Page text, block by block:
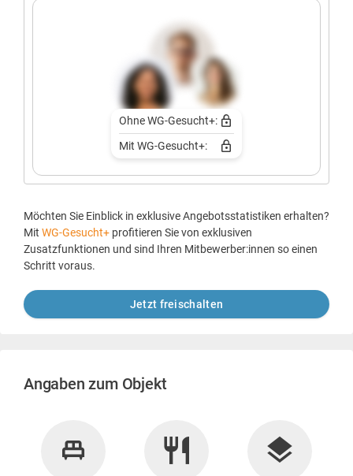
Ohne WG-Gesucht+:
Mit WG-Gesucht+:
Möchten Sie Einblick in exklusive Angebotsstatistiken erhalten?
Mit WG-Gesucht+ profitieren Sie von exklusiven
Zusatzfunktionen und sind Ihren Mitbewerber:innen so einen
Schritt voraus.
Jetzt freischalten
Angaben zum Objekt